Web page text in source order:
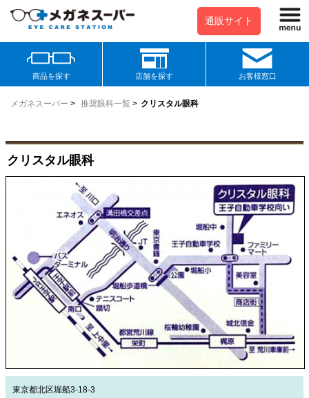
通販サイト
商品を探す 店舗を探す お客様窓口
メガネスーパー > 推奨眼科一覧 > クリスタル眼科
クリスタル眼科
東京都北区堀船3-18-3